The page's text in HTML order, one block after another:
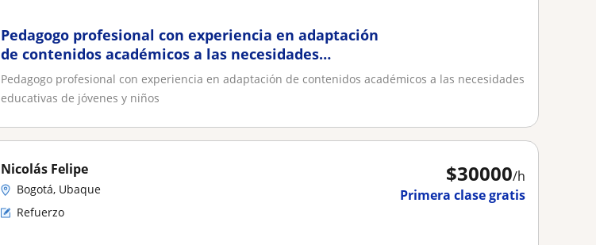
Pedagogo profesional con experiencia en adaptación
de contenidos académicos a las necesidades
educativas de jóvenes y niños
Pedagogo profesional con experiencia en adaptación de contenidos académicos a las necesidades
educativas de jóvenes y niños
$30000/h
Primera clase gratis
Nicolás Felipe
Bogotá, Ubaque
Refuerzo